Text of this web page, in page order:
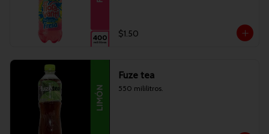
$1.50
Fuze tea
550 mililitros.